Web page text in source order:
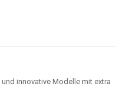
und innovative Modelle mit extra